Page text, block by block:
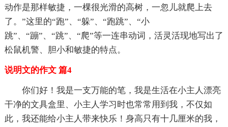
动作是那样敏捷，一棵很光滑的高树，一忽儿就爬上去
了。”这里的“跑”、“躲”、“跑跳”、“小
跳”、“蹦”、“跳”、“爬”等一连串动词，活灵活现地写出了
松鼠机警、胆小和敏捷的特点。
说明文的作文 篇4
你们好！我是一支万能的笔，我是生活在小主人漂亮
干净的文具盒里、小主人学习时也常常用到我，不仅如
此，我还能给小主人带来快乐！身高只有十几厘米的我，